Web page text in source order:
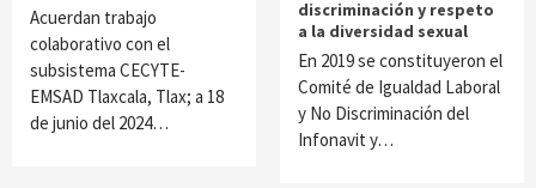
Acuerdan trabajo
colaborativo con el
subsistema CECYTE-
EMSAD Tlaxcala, Tlax; a 18
de junio del 2024…
discriminación y respeto
a la diversidad sexual
En 2019 se constituyeron el
Comité de Igualdad Laboral
y No Discriminación del
Infonavit y…